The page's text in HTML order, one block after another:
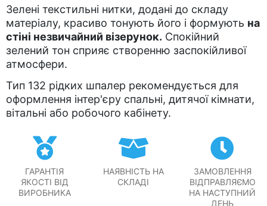
Зелені текстильні нитки, додані до складу
матеріалу, красиво тонують його і формують на
стіні незвичайний візерунок. Спокійний
зелений тон сприяє створенню заспокійливої
атмосфери.
Тип 132 рідких шпалер рекомендується для
оформлення інтер'єру спальні, дитячої кімнати,
вітальні або робочого кабінету.
ГАРАНТІЯ
ЯКОСТІ ВІД
ВИРОБНИКА
НАЯВНІСТЬ НА
СКЛАДІ
ЗАМОВЛЕННЯ
ВІДПРАВЛЯЄМО
НА НАСТУПНИЙ
ДЕНЬ